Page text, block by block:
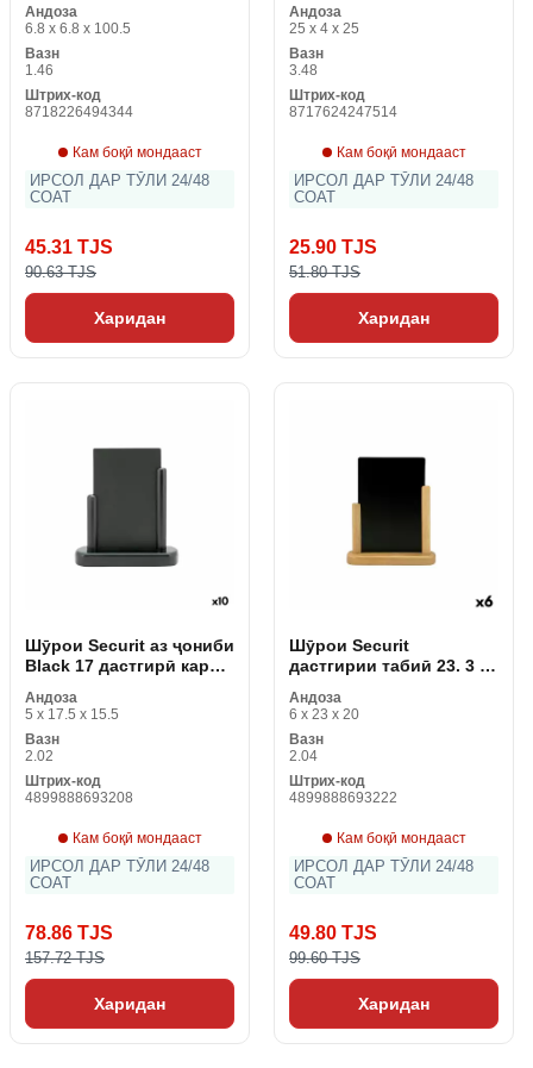
Андоза
6.8 x 6.8 x 100.5
Вазн
1.46
Штрих-код
8718226494344
Кам боқӣ мондааст
ИРСОЛ ДАР ТӮЛИ 24/48
СОАТ
45.31 TJS
90.63 TJS
Харидан
Андоза
25 x 4 x 25
Вазн
3.48
Штрих-код
8717624247514
Кам боқӣ мондааст
ИРСОЛ ДАР ТӮЛИ 24/48
СОАТ
25.90 TJS
51.80 TJS
Харидан
Шӯрои Securit аз ҷониби
Black 17 дастгирӣ карда
Андоза
5 x 17.5 x 15.5
Вазн
2.02
Штрих-код
4899888693208
Кам боқӣ мондааст
ИРСОЛ ДАР ТӮЛИ 24/48
СОАТ
78.86 TJS
157.72 TJS
Харидан
Шӯрои Securit
дастгирии табиӣ 23. 3 x
Андоза
6 x 23 x 20
Вазн
2.04
Штрих-код
4899888693222
Кам боқӣ мондааст
ИРСОЛ ДАР ТӮЛИ 24/48
СОАТ
49.80 TJS
99.60 TJS
Харидан